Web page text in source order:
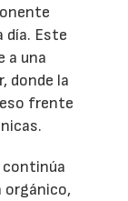
día. Este
a una
donde la
frente
continúa
orgánico,